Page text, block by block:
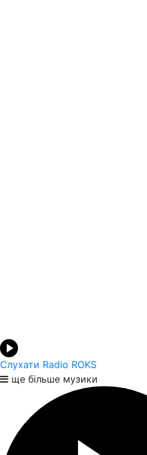
Слухати Radio ROKS
ще більше музики